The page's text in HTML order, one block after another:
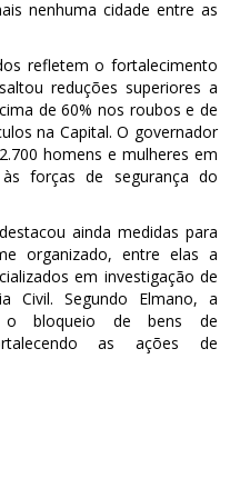
nenhuma cidade entre as
refletem o fortalecimento
reduções superiores a
de 60% nos roubos e de
na Capital. O governador
homens e mulheres em
forças de segurança do
ainda medidas para
organizado, entre elas a
em investigação de
Civil. Segundo Elmano, a
o bloqueio de bens de
as ações de